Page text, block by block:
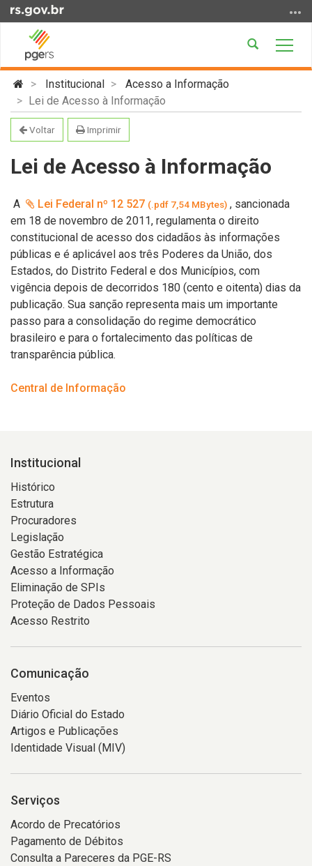
para
conteúdo
Ir
para
menu
para
Abrir
Início
conteúdo
Institucional
Acesso a Informação
Lei de Acesso à Informação
Voltar Imprimir
Lei de Acesso à Informação
A Lei Federal nº 12 527 (.pdf 7,54 MBytes) , sancionada
em 18 de novembro de 2011, regulamenta o direito
constitucional de acesso dos cidadãos às informações
públicas e é aplicável aos três Poderes da União, dos
Estados, do Distrito Federal e dos Municípios, com
vigência depois de decorridos 180 (cento e oitenta) dias da
publicação. Sua sanção representa mais um importante
passo para a consolidação do regime democrático
brasileiro e para o fortalecimento das políticas de
transparência pública.
Central de Informação
Institucional
Histórico
Estrutura
Procuradores
Legislação
Gestão Estratégica
Acesso a Informação
Eliminação de SPIs
Proteção de Dados Pessoais
Acesso Restrito
Comunicação
Eventos
Diário Oficial do Estado
Artigos e Publicações
Identidade Visual (MIV)
Serviços
Acordo de Precatórios
Pagamento de Débitos
Consulta a Pareceres da PGE-RS